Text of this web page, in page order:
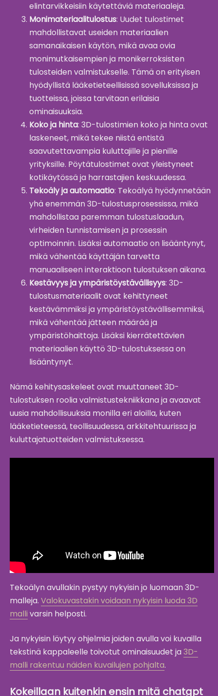
elintarvikkeisiin käytettäviä materiaaleja.
Monimateriaalitulostus: Uudet tulostimet
mahdollistavat useiden materiaalien
samanaikaisen käytön, mikä avaa ovia
monimutkaisempien ja monikerroksisten
tulosteiden valmistukselle. Tämä on erityisen
hyödyllistä lääketieteellisissä sovelluksissa ja
tuotteissa, joissa tarvitaan erilaisia
ominaisuuksia.
Koko ja hinta: 3D-tulostimien koko ja hinta ovat
laskeneet, mikä tekee niistä entistä
saavutettavampia kuluttajille ja pienille
yrityksille. Pöytätulostimet ovat yleistyneet
kotikäytössä ja harrastajien keskuudessa.
Tekoäly ja automaatio: Tekoälyä hyödynnetään
yhä enemmän 3D-tulostusprosessissa, mikä
mahdollistaa paremman tulostuslaadun,
virheiden tunnistamisen ja prosessin
optimoinnin. Lisäksi automaatio on lisääntynyt,
mikä vähentää käyttäjän tarvetta
manuaaliseen interaktioon tulostuksen aikana.
Kestävyys ja ympäristöystävällisyys: 3D-
tulostusmateriaalit ovat kehittyneet
kestävämmiksi ja ympäristöystävällisemmiksi,
mikä vähentää jätteen määrää ja
ympäristöhaittoja. Lisäksi kierrätettävien
materiaalien käyttö 3D-tulostuksessa on
lisääntynyt.
Nämä kehitysaskeleet ovat muuttaneet 3D-
tulostuksen roolia valmistustekniikkana ja avaavat
uusia mahdollisuuksia monilla eri aloilla, kuten
lääketieteessä, teollisuudessa, arkkitehtuurissa ja
kuluttajatuotteiden valmistuksessa.
Tekoälyn avullakin pystyy nykyisin jo luomaan 3D-
malleja. Valokuvastakin voidaan nykyisin luoda 3D
malli varsin helposti.
Ja nykyisin löytyy ohjelmia joiden avulla voi kuvailla
tekstinä kappaleelle toivotut ominaisuudet ja3D-
malli rakentuu näiden kuvailujen pohjalta.
Kokeillaan kuitenkin ensin mitä chatgpt